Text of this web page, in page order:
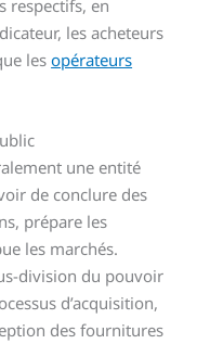
respectifs, en
les acheteurs
lesopérateurs
une entité
de conclure des
prépare les
les marchés.
division du pouvoir
d’acquisition,
des fournitures